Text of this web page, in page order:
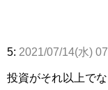
5: 2021/07/14(水)
投資がそれ以上でな